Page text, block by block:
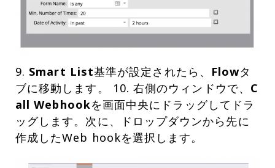
9. Smart List基準が設定されたら、 Flowタ
ブに移動します。 10. 右側のウィンドウで、 C
all Webhookを画面中央にドラッグしてドラ
ッグします。次に、ドロップダウンから先に
作成したWeb hookを選択します。